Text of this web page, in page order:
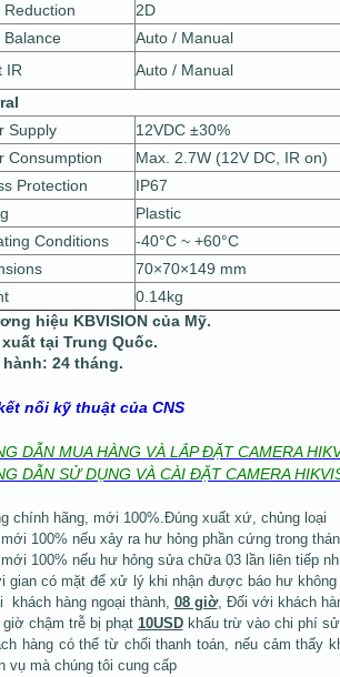
Reduction
2D
Balance
Auto / Manual
IR
Auto / Manual
Supply
12VDC ±30%
Consumption
Max. 2.7W (12V DC, IR on)
Protection
IP67
Plastic
Conditions
-40°C ~ +60°C
70×70×149 mm
0.14kg
hiệu KBVISION của Mỹ.
xuất tại Trung Quốc.
hành: 24 tháng.
nối kỹ thuật của CNS
DẪN MUA HÀNG VÀ LẮP ĐẶT CAMERA
DẪN SỬ DỤNG VÀ CÀI ĐẶT CAMERA
chính hãng, mới 100%.Đúng xuất xứ, chủng loại
100% nếu xảy ra hư hỏng phần cứng trong
100% nếu hư hỏng sửa chữa 03 lần liên tiếp
gian có mặt để xử lý khi nhận được báo hư không
khách hàng ngoại thành, 08 giờ, Đối với khách
giờ chậm trễ bị phạt 10USDkhấu trừ vào chi phí
hàng có thể từ chối thanh toán, nếu cảm thấy
vụ màchúng tôi cung cấp